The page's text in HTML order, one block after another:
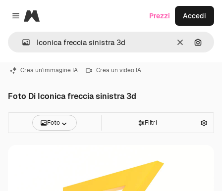
Close menu
Magnific
CancellaCerca
Prezzi Accedi
Crea un'immagine IA Crea un video IA
Foto Di Iconica freccia sinistra 3d
Foto Filtri